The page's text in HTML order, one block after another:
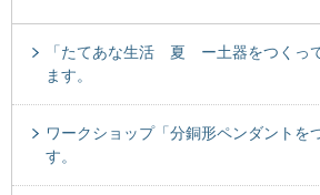
「たてあな生活 夏 ー土器をつくっ
ます。
ワークショップ「分銅形ペンダントを
す。